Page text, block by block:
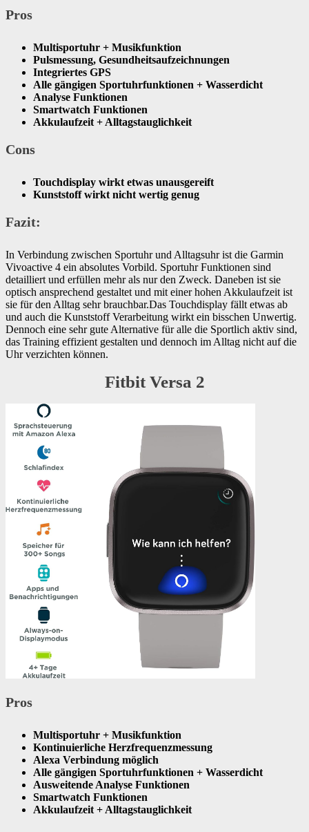
Pros
Multisportuhr + Musikfunktion
Pulsmessung, Gesundheitsaufzeichnungen
Integriertes GPS
Alle gängigen Sportuhrfunktionen + Wasserdicht
Analyse Funktionen
Smartwatch Funktionen
Akkulaufzeit + Alltagstauglichkeit
Cons
Touchdisplay wirkt etwas unausgereift
​Kunststoff wirkt nicht wertig genug
Fazit:
In Verbindung zwischen Sportuhr und Alltagsuhr ist die Garmin
Vivoactive 4 ein absolutes Vorbild. Sportuhr Funktionen sind
detailliert und erfüllen mehr als nur den Zweck. Daneben ist sie
optisch ansprechend gestaltet und mit einer hohen Akkulaufzeit ist
sie für den Alltag sehr brauchbar.Das Touchdisplay fällt etwas ab
und auch die Kunststoff Verarbeitung wirkt ein bisschen Unwertig.
Dennoch eine sehr gute Alternative für alle die Sportlich aktiv sind,
das Training effizient gestalten und dennoch im Alltag nicht auf die
Uhr verzichten können.
Fitbit Versa 2
Pros
Multisportuhr + Musikfunktion
Kontinuierliche Herzfrequenzmessung
Alexa Verbindung möglich
Alle gängigen Sportuhrfunktionen + Wasserdicht
Ausweitende Analyse Funktionen
Smartwatch Funktionen
Akkulaufzeit + Alltagstauglichkeit